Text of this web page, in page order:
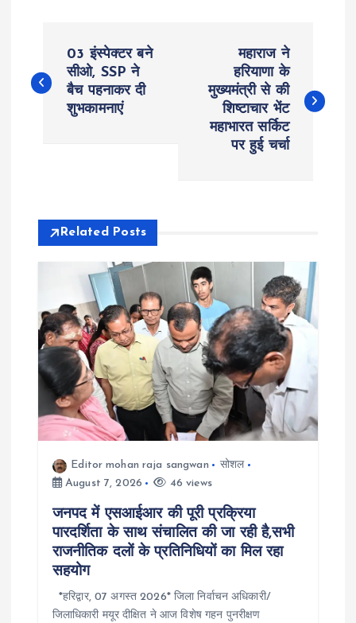
o
g
a
t
03 इंस्पेक्टर बने
सीओ, SSP ने
बैच पहनाकर दी
शुभकामनाएं
महाराज ने
हरियाणा के
मुख्यमंत्री से की
शिष्टाचार भेंट
महाभारत सर्किट
पर हुई चर्चा
Related Posts
Editor mohan raja sangwan
सोशल
August 7, 2026
46 views
जनपद में एसआईआर की पूरी प्रक्रिया
पारदर्शिता के साथ संचालित की जा रही है,सभी
राजनीतिक दलों के प्रतिनिधियों का मिल रहा
सहयोग
*हरिद्वार, 07 अगस्त 2026* जिला निर्वाचन अधिकारी/
जिलाधिकारी मयूर दीक्षित ने आज विशेष गहन पुनरीक्षण